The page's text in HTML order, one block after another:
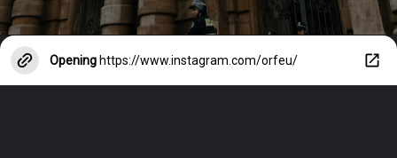
Opening https://www.instagram.com/orfeu/